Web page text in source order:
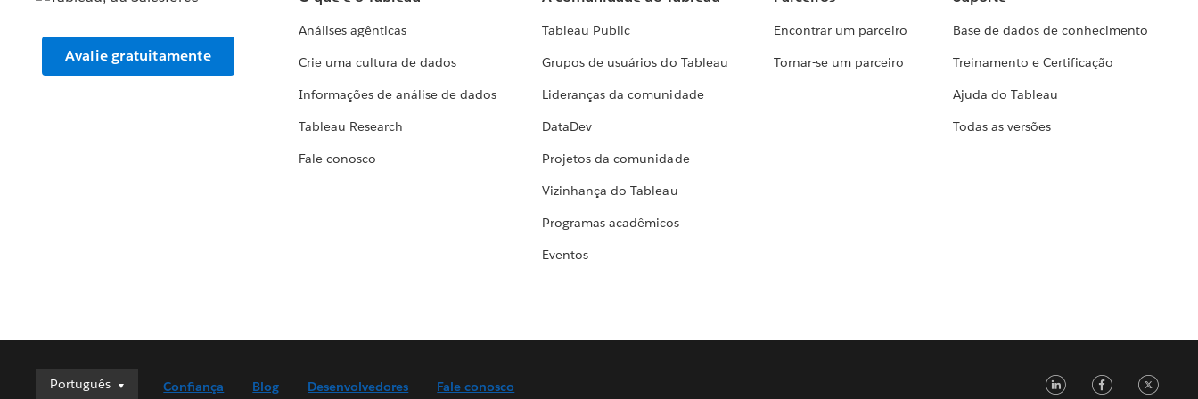
Avalie gratuitamente
Análises agênticas
Crie uma cultura de dados
Informações de análise de dados
Tableau Research
Fale conosco
Tableau Public
Grupos de usuários do Tableau
Lideranças da comunidade
DataDev
Projetos da comunidade
Vizinhança do Tableau
Programas acadêmicos
Eventos
Encontrar um parceiro
Tornar-se um parceiro
Base de dados de conhecimento
Treinamento e Certificação
Ajuda do Tableau
Todas as versões
Português
Português
Confiança Blog Desenvolvedores Fale conosco LinkedIn